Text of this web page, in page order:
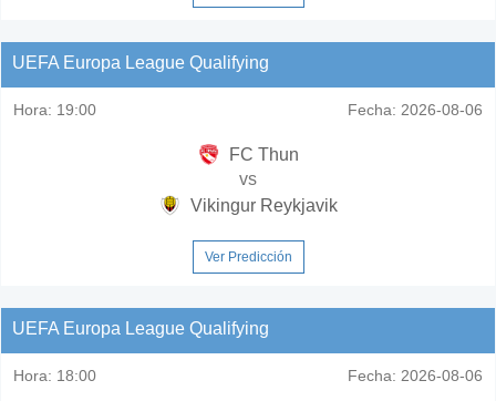
UEFA Europa League Qualifying
Hora: 19:00 Fecha: 2026-08-06
FC Thun
vs
Vikingur Reykjavik
Ver Predicción
UEFA Europa League Qualifying
Hora: 18:00 Fecha: 2026-08-06